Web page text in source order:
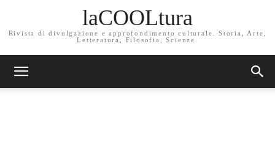
laCOOLtura
Rivista di divulgazione e approfondimento culturale. Storia, Arte,
Letteratura, Filosofia, Scienze.